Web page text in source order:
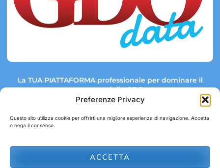
Preferenze Privacy
Questo sito utilizza cookie per offrirti una migliore esperienza di navigazione. Accetta
o nega il consenso.
ACCETTA
La TUA PIATTAFORMA professionale per dominare il
mercato della GDO.
Link rapidi:
abbonamenti@gdodata.it